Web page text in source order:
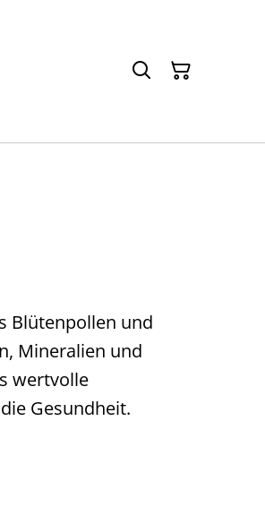
Blütenpollen und
Mineralien und
wertvolle
Gesundheit.